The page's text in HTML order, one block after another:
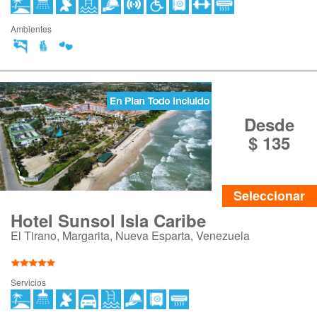
Ambientes
Desde
$ 135
Seleccionar
Hotel Sunsol Isla Caribe
El Tirano, Margarita, Nueva Esparta, Venezuela
Servicios